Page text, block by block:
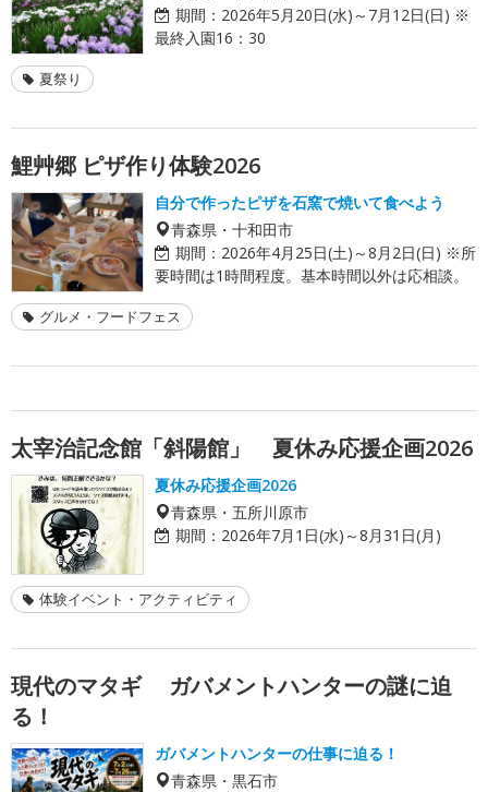
期間： 2026年5月20日(水)～7月12日(日) ※
最終入園16：30
夏祭り
鯉艸郷 ピザ作り体験2026
自分で作ったピザを石窯で焼いて食べよう
青森県・十和田市
期間： 2026年4月25日(土)～8月2日(日) ※所
要時間は1時間程度。基本時間以外は応相談。
グルメ・フードフェス
太宰治記念館「斜陽館」 夏休み応援企画2026
夏休み応援企画2026
青森県・五所川原市
期間： 2026年7月1日(水)～8月31日(月)
体験イベント・アクティビティ
現代のマタギ ガバメントハンターの謎に迫
る！
ガバメントハンターの仕事に迫る！
青森県・黒石市